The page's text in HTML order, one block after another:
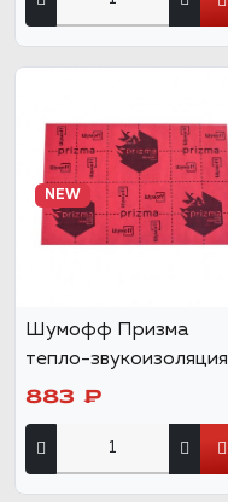
NEW
Шумофф Призма
тепло-звукоизоляция
883 ₽